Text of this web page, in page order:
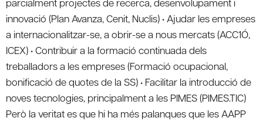
innovació (Plan Avanza, Cenit, Nuclis) • Ajudar les empreses
a internacionalitzar-se, a obrir-se a nous mercats (ACC1Ó,
ICEX) • Contribuir a la formació continuada dels
treballadors a les empreses (Formació ocupacional,
bonificació de quotes de la SS) • Facilitar la introducció de
noves tecnologies, principalment a les PIMES (PIMES.TIC)
Però la veritat es que hi ha més palanques que les AAPP